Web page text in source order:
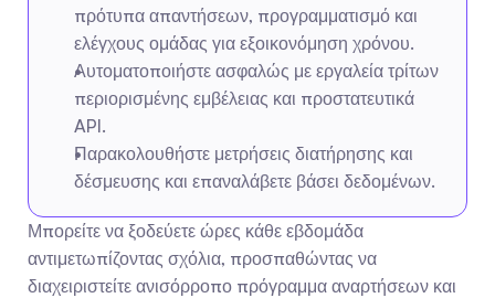
πρότυπα απαντήσεων, προγραμματισμό και
ελέγχους ομάδας για εξοικονόμηση χρόνου.
Αυτοματοποιήστε ασφαλώς με εργαλεία τρίτων
περιορισμένης εμβέλειας και προστατευτικά
API.
Παρακολουθήστε μετρήσεις διατήρησης και
δέσμευσης και επαναλάβετε βάσει δεδομένων.
Μπορείτε να ξοδεύετε ώρες κάθε εβδομάδα
αντιμετωπίζοντας σχόλια, προσπαθώντας να
διαχειριστείτε ανισόρροπο πρόγραμμα αναρτήσεων και